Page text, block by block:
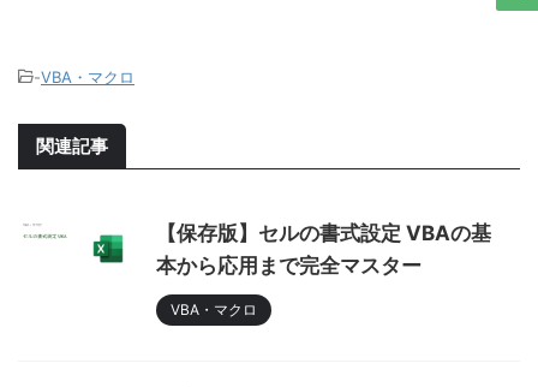
-VBA・マクロ
関連記事
【保存版】セルの書式設定 VBAの基
本から応用まで完全マスター
VBA・マクロ